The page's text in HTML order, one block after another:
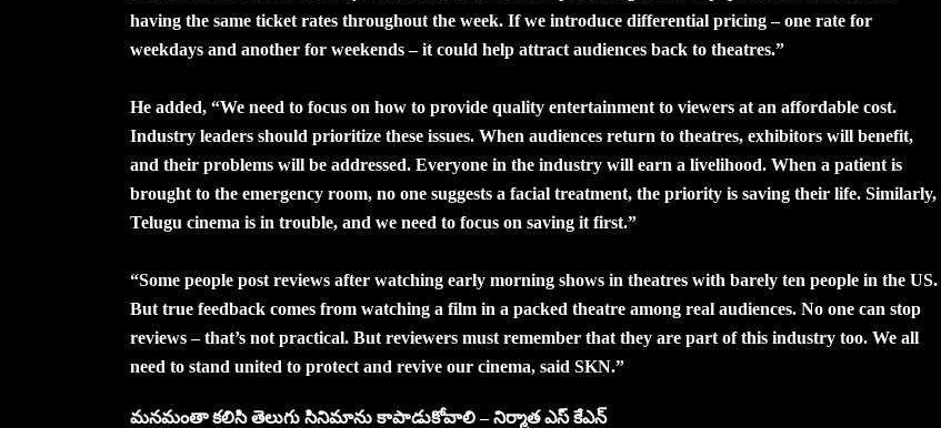
having the same ticket rates throughout the week. If we introduce differential pricing – one rate for
weekdays and another for weekends – it could help attract audiences back to theatres.”
He added, “We need to focus on how to provide quality entertainment to viewers at an affordable cost.
Industry leaders should prioritize these issues. When audiences return to theatres, exhibitors will benefit,
and their problems will be addressed. Everyone in the industry will earn a livelihood. When a patient is
brought to the emergency room, no one suggests a facial treatment, the priority is saving their life. Similarly,
Telugu cinema is in trouble, and we need to focus on saving it first.”
“Some people post reviews after watching early morning shows in theatres with barely ten people in the US.
But true feedback comes from watching a film in a packed theatre among real audiences. No one can stop
reviews – that’s not practical. But reviewers must remember that they are part of this industry too. We all
need to stand united to protect and revive our cinema, said SKN.”
మనమంతా కలిసి తెలుగు సినిమాను కాపాడుకోవాలి – నిర్మాత ఎస్ కేఎన్